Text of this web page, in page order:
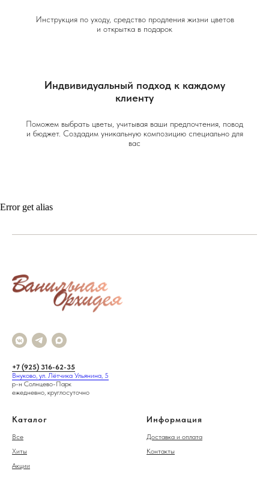
Инструкция по уходу, средство продления жизни цветов
и открытка в подарок
Индвивидуальный подход к каждому
клиенту
Поможем выбрать цветы, учитывая ваши предпочтения, повод
и бюджет. Создадим уникальную композицию специально для
вас
Error get alias
+7 (925) 316-62-35
Внуково, ул. Лётчика Ульянина, 5
р-н Солнцево-Парк
ежедневно, круглосуточно
Каталог
Все
Хиты
Акции
Информация
Доставка и оплата
Контакты